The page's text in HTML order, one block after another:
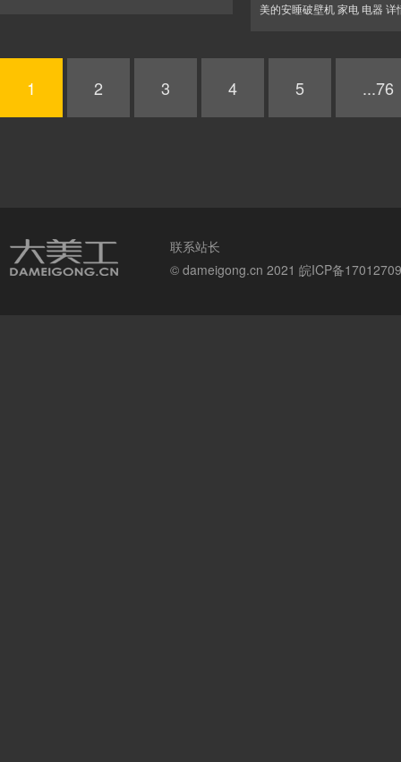
美的安睡破壁机 家电 电器 详
1 2 3 4 5 ...76
联系站长
© dameigong.cn 2021 皖ICP备